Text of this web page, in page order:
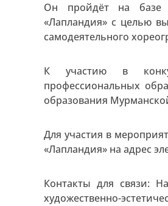
Он пройдёт на базе
«Лапландия» с целью
самодеятельного
К участию в
профессиональных
образования
Для участия в
«Лапландия» на адрес
Контакты для связи:
художественно-